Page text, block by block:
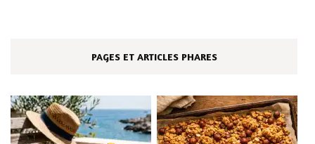
PAGES ET ARTICLES PHARES